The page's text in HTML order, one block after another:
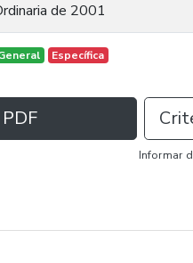
de 2001
Específica
Informar